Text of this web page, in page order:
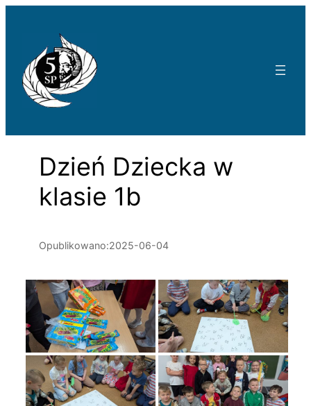
Dzień Dziecka w
klasie 1b
Opublikowano:2025-06-04